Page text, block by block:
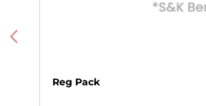
dengan jaringan ke seluruh